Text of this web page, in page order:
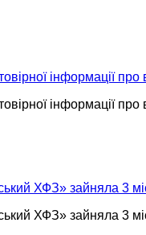
інформації
інформації
ХФЗ» зайняла 3
ХФЗ» зайняла 3